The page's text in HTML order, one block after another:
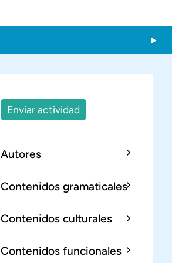
Enviar actividad
Autores
Contenidos gramaticales
Contenidos culturales
Contenidos funcionales